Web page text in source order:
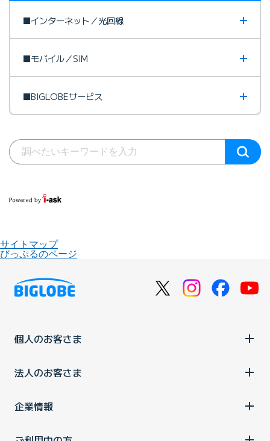
■インターネット／光回線
■モバイル／SIM
■BIGLOBEサービス
サイトマップ
びっぷるのページ
個人のお客さま
法人のお客さま
企業情報